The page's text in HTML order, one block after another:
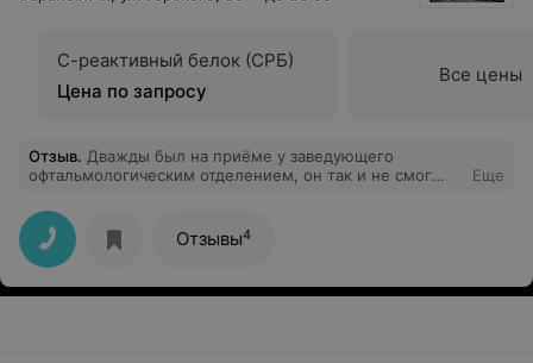
С-реактивный белок (СРБ)
Цена по запросу
Все цены
Отзыв. Дважды был на приёме у заведующего
офтальмологическим отделением, он так и не смог
за деньги точно достанут.
Еще
Отзывы4